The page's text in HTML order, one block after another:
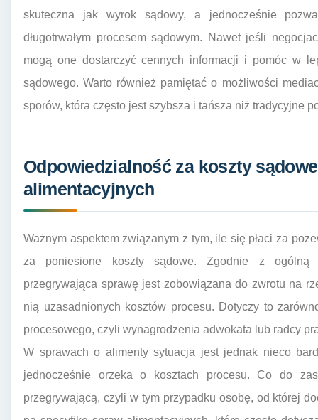
skuteczna jak wyrok sądowy, a jednocześnie
długotrwałym procesem sądowym. Nawet jeśli
mogą one dostarczyć cennych informacji i pomóc w
sądowego. Warto również pamiętać o możliwości
sporów, która często jest szybsza i tańsza niż tradycyjne
Odpowiedzialność za koszty
alimentacyjnych
Ważnym aspektem związanym z tym, ile się płaci za
za poniesione koszty sądowe. Zgodnie z ogólną
przegrywająca sprawę jest zobowiązana do zwrotu na
nią uzasadnionych kosztów procesu. Dotyczy to
procesowego, czyli wynagrodzenia adwokata lub radcy
W sprawach o alimenty sytuacja jest jednak nieco
jednocześnie orzeka o kosztach procesu. Co do
przegrywającą, czyli w tym przypadku osobę, od której